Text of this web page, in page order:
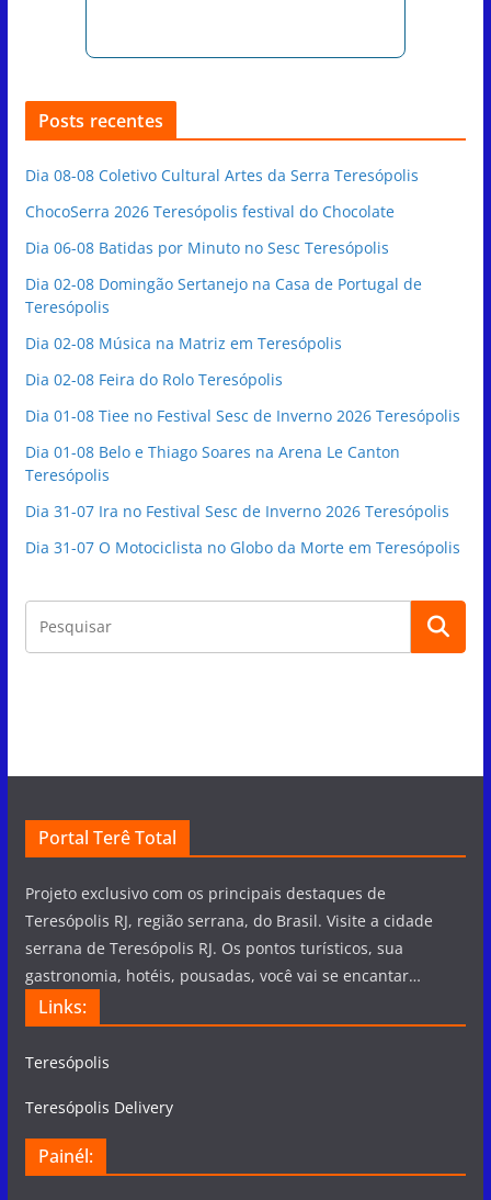
Posts recentes
Dia 08-08 Coletivo Cultural Artes da Serra Teresópolis
ChocoSerra 2026 Teresópolis festival do Chocolate
Dia 06-08 Batidas por Minuto no Sesc Teresópolis
Dia 02-08 Domingão Sertanejo na Casa de Portugal de
Teresópolis
Dia 02-08 Música na Matriz em Teresópolis
Dia 02-08 Feira do Rolo Teresópolis
Dia 01-08 Tiee no Festival Sesc de Inverno 2026 Teresópolis
Dia 01-08 Belo e Thiago Soares na Arena Le Canton
Teresópolis
Dia 31-07 Ira no Festival Sesc de Inverno 2026 Teresópolis
Dia 31-07 O Motociclista no Globo da Morte em Teresópolis
Portal Terê Total
Projeto exclusivo com os principais destaques de
Teresópolis RJ, região serrana, do Brasil. Visite a cidade
serrana de Teresópolis RJ. Os pontos turísticos, sua
gastronomia, hotéis, pousadas, você vai se encantar…
Links:
Teresópolis
Teresópolis Delivery
Painél: